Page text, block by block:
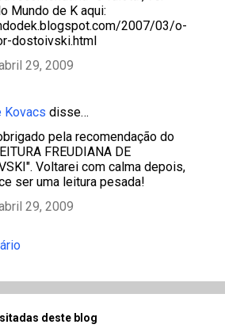
Mundo de K aqui:
2007/03/o-
dostoivski.html
29, 2009
Kovacs disse…
pela recomendação do
FREUDIANA DE
Voltarei com calma depois,
ser uma leitura pesada!
29, 2009
deste blog